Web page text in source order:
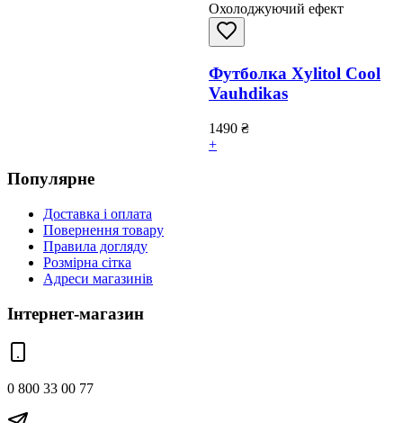
Охолоджуючий ефект
Футболка Xylitol Cool
Vauhdikas
1490 ₴
+
Популярне
Доставка і оплата
Повернення товару
Правила догляду
Розмірна сітка
Адреси магазинів
Інтернет-магазин
0 800 33 00 77